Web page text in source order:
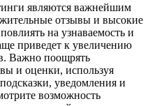
являются важнейшим
отзывы и высокие
на узнаваемость и
приведет к увеличению
Важно поощрять
и оценки, используя
уведомления и
возможность